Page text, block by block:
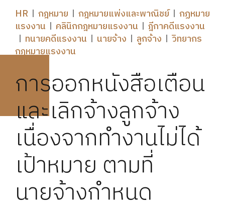
HR กฎหมาย กฎหมายแพ่งและพาณิชย์
กฏหมาย
แรงงาน
คลินิกกฎหมายแรงงาน
ฎีกาคดีแรงงาน
ทนายคดีแรงงาน
นายจ้าง ลูกจ้าง
วิทยากร
กฎหมายแรงงาน
การออกหนังสือเตือน
และเลิกจ้างลูกจ้าง
เนื่องจากทำงานไม่ได้
เป้าหมาย ตามที่
นายจ้างกำหนด